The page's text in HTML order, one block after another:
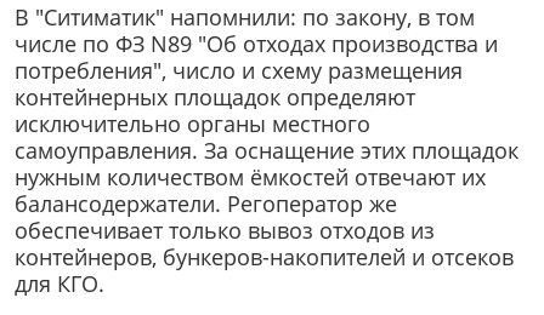
В "Ситиматик" напомнили: по закону, в том
числе по ФЗ N89 "Об отходах производства и
потребления", число и схему размещения
контейнерных площадок определяют
исключительно органы местного
самоуправления. За оснащение этих площадок
нужным количеством ёмкостей отвечают их
балансодержатели. Регоператор же
обеспечивает только вывоз отходов из
контейнеров, бункеров-накопителей и отсеков
для КГО.